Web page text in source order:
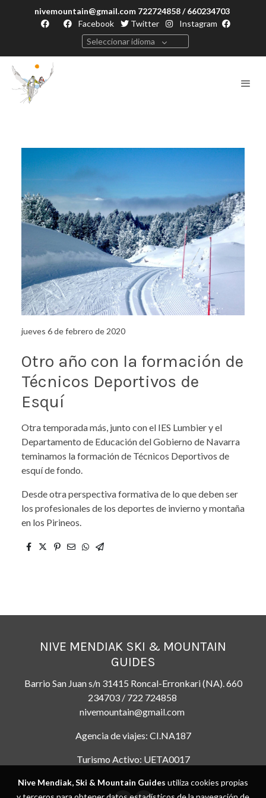
nivemountain@gmail.com 722724858 / 660234703
Facebook
Twitter
Instagram
Seleccionar idioma
jueves 6 de febrero de 2020
Otro año con la formación de
Técnicos Deportivos de
Esquí
Otra temporada más, junto con el IES Lumbier y el
Departamento de Educación del Gobierno de Navarra
teminamos la formación de Técnicos Deportivos de
esquí de fondo.
Desde otra perspectiva formativa de lo que deben ser
los profesionales de los deportes de invierno y montaña
en los Pirineos.
NIVE MENDIAK SKI & MOUNTAIN
GUIDES
Barrio San Juan s/n 31415 Roncal-Erronkari (NA). 660
234703 / 722 724858
nivemountain@gmail.com
Agencia de viajes: CI.NA187
Turismo Activo: UETA0017
Nive Mendiak, Ski & Mountain Guides utiliza cookies propias